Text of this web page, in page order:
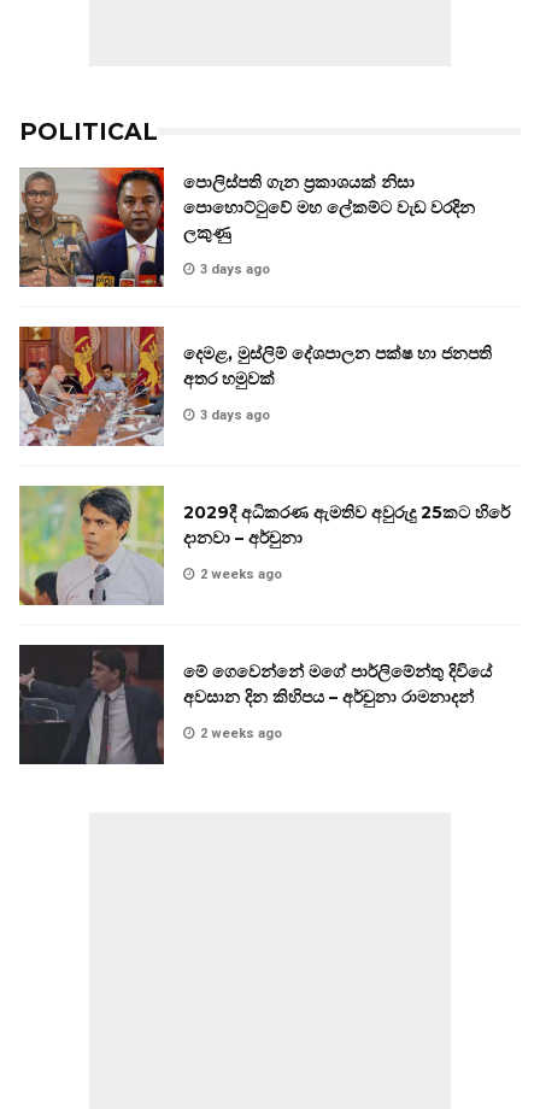
POLITICAL
පොලිස්පති ගැන ප්‍රකාශයක් නිසා
පොහොට්ටුවේ මහ ලේකම්ට වැඩ වරදින
ලකුණු
3 days ago
දෙමළ, මුස්ලිම් දේශපාලන පක්ෂ හා ජනපති
අතර හමුවක්
3 days ago
2029දී අධිකරණ ඇමතිව අවුරුදු 25කට හිරේ
දානවා – අර්චුනා
2 weeks ago
මේ ගෙවෙන්නේ මගේ පාර්ලිමේන්තු දිවියේ
අවසාන දින කිහිපය – අර්චුනා රාමනාදන්
2 weeks ago